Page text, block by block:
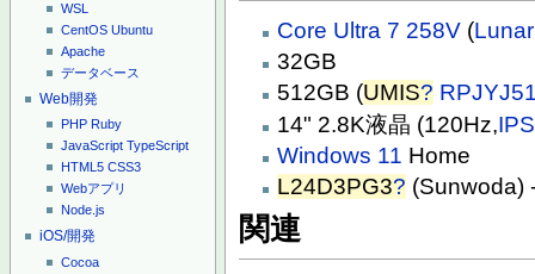
WSL
CentOS Ubuntu
Apache
データベース
Web開発
PHP Ruby
JavaScript TypeScript
HTML5 CSS3
Webアプリ
Node.js
iOS/開発
Cocoa
Core Ultra 7 258V (
32GB
512GB (UMIS?
14" 2.8K液晶 (120Hz,IPS
Windows 11 Home
L24D3PG3? (Sunwoda)
関連